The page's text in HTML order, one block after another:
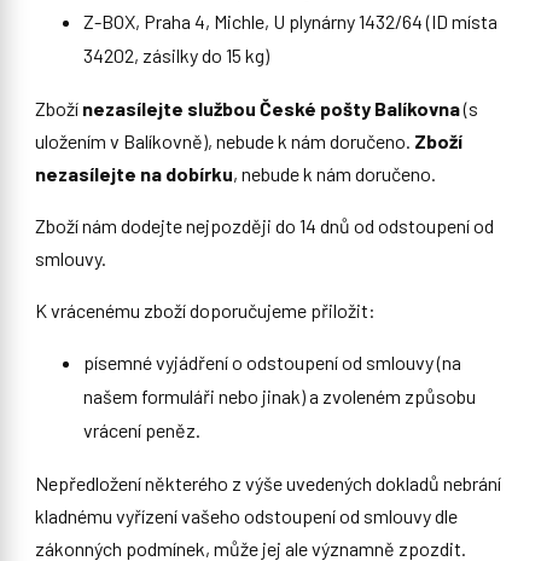
Z-BOX, Praha 4, Michle, U plynárny 1432/64 (ID místa
34202, zásilky do 15 kg)
Zboží nezasílejte službou České pošty Balíkovna(s
uložením v Balíkovně), nebude k nám doručeno. Zboží
nezasílejte na dobírku, nebude k nám doručeno.
Zboží nám dodejte nejpozději do 14 dnů od odstoupení od
smlouvy.
K vrácenému zboží doporučujeme přiložit:
písemné vyjádření o odstoupení od smlouvy (na
našem formuláři nebo jinak) a zvoleném způsobu
vrácení peněz.
Nepředložení některého z výše uvedených dokladů nebrání
kladnému vyřízení vašeho odstoupení od smlouvy dle
zákonných podmínek, může jej ale významně zpozdit.